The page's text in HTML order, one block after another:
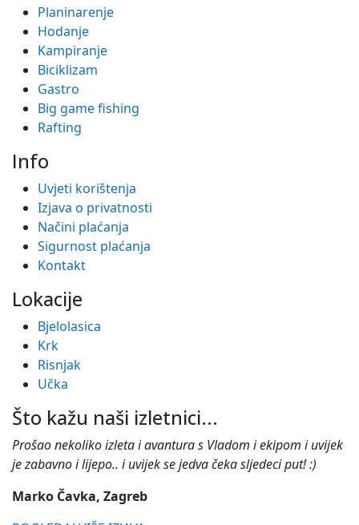
Planinarenje
Hodanje
Kampiranje
Biciklizam
Gastro
Big game fishing
Rafting
Info
Uvjeti korištenja
Izjava o privatnosti
Načini plaćanja
Sigurnost plaćanja
Kontakt
Lokacije
Bjelolasica
Krk
Risnjak
Učka
Što kažu naši izletnici...
Prošao nekoliko izleta i avantura s Vladom i ekipom i uvijek
je zabavno i lijepo.. i uvijek se jedva čeka sljedeci put! :)
Marko Čavka, Zagreb